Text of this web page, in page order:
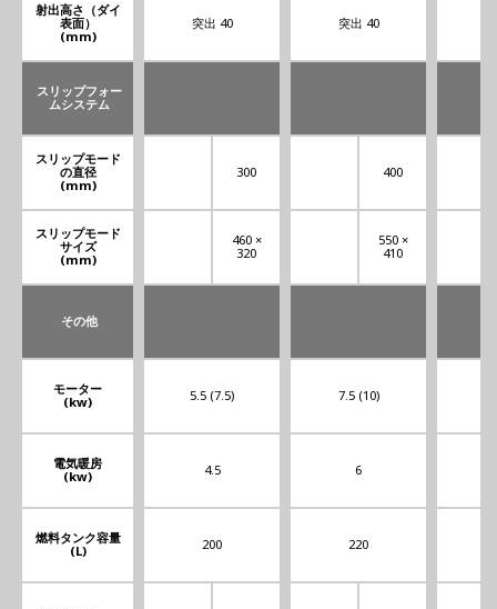
射出高さ（ダイ
表面）
(mm)
スリップフォー
ムシステム
スリップモード
の直径
(mm)
スリップモード
サイズ
(mm)
その他
モーター
(kw)
電気暖房
(kw)
燃料タンク容量
(L)
突出 40
300
460 ×
320
5.5 (7.5)
4.5
200
突出 40
400
550 ×
410
7.5 (10)
6
220